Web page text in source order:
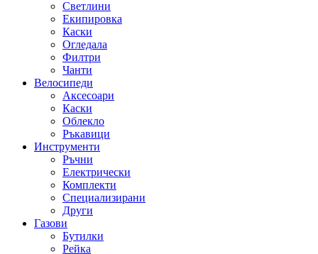
Светлини
Екипировка
Каски
Огледала
Филтри
Чанти
Велосипеди
Аксесоари
Каски
Облекло
Ръкавици
Инструменти
Ръчни
Електрически
Комплекти
Специализирани
Други
Газови
Бутилки
Рейка